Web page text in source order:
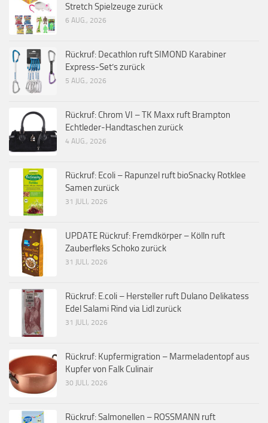
Stretch Spielzeuge zurück
6 AUG., 2026
Rückruf: Decathlon ruft SIMOND Karabiner
Express-Set’s zurück
5 AUG., 2026
Rückruf: Chrom VI – TK Maxx ruft Brampton
Echtleder-Handtaschen zurück
4 AUG., 2026
Rückruf: Ecoli – Rapunzel ruft bioSnacky Rotklee
Samen zurück
31 JULI, 2026
UPDATE Rückruf: Fremdkörper – Kölln ruft
Zauberfleks Schoko zurück
31 JULI, 2026
Rückruf: E.coli – Hersteller ruft Dulano Delikatess
Edel Salami Rind via Lidl zurück
31 JULI, 2026
Rückruf: Kupfermigration – Marmeladentopf aus
Kupfer von Falk Culinair
30 JULI, 2026
Rückruf: Salmonellen – ROSSMANN ruft